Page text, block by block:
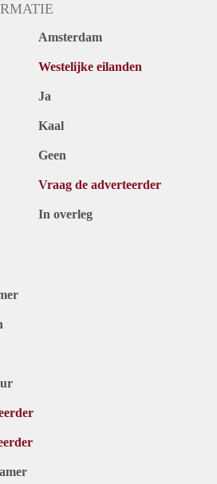
Amsterdam
Westelijke eilanden
Ja
Kaal
Geen
Vraag de adverteerder
In overleg